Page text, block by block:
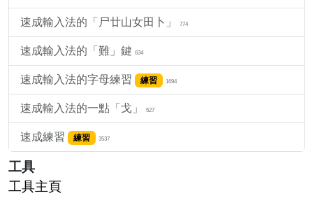
速成輸入法的「尸廿山女田卜」 774
速成輸入法的「難」鍵 634
速成輸入法的字母練習 練習 1694
速成輸入法的一點「戈」 527
速成練習 練習 3537
工具
工具主頁